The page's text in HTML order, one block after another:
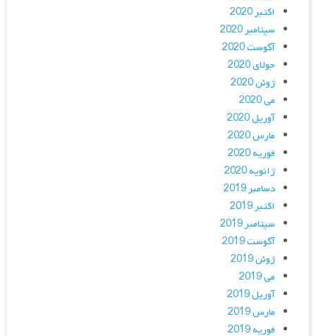
اکتبر 2020
سپتامبر 2020
آگوست 2020
جولای 2020
ژوئن 2020
می 2020
آوریل 2020
مارس 2020
فوریه 2020
ژانویه 2020
دسامبر 2019
اکتبر 2019
سپتامبر 2019
آگوست 2019
ژوئن 2019
می 2019
آوریل 2019
مارس 2019
فوریه 2019